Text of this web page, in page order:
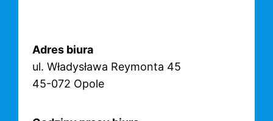
Adres biura
ul. Władysława Reymonta 45
45-072 Opole